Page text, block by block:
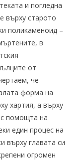
и погледна
върху старото
поликаменоид –
в
от
че
форма на
хартия, а върху
помощта на
един процес на
върху главата си
огромен